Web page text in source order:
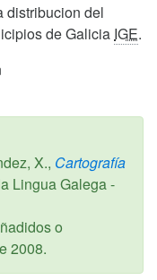
distribucion del
de Galicia IGE.
X., Cartografía
Lingua Galega -
o
2008.